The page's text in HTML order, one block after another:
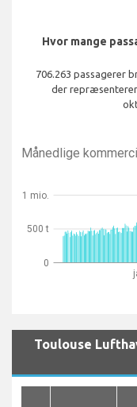
Hvor mange
706.263 passagerer
der repræsenterer
Månedlige
0
500 t
1 mio.
Toulouse